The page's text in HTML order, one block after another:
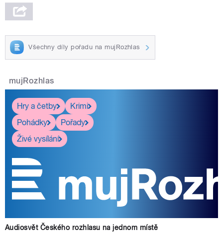
Všechny díly pořadu na mujRozhlas
mujRozhlas
Hry a četby
Krimi
Pohádky
Pořady
Živé vysílání
Audiosvět Českého rozhlasu na jednom místě